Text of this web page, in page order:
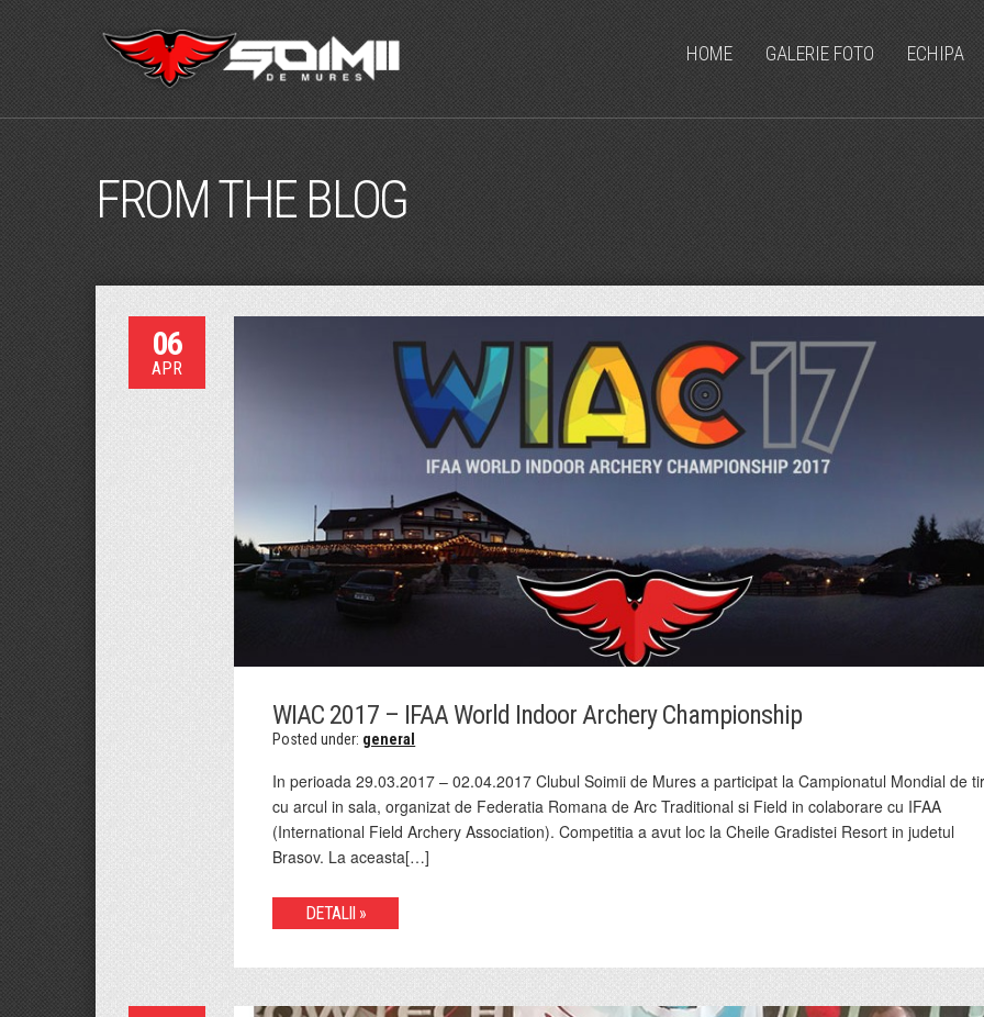
HOME GALERIE FOTO ECHIPA
FROM THE BLOG
06
APR
WIAC 2017 – IFAA World Indoor Archery Championship
Posted under: general
In perioada 29.03.2017 – 02.04.2017 Clubul Soimii de Mures a participat la Campionatul Mondial de
cu arcul in sala, organizat de Federatia Romana de Arc Traditional si Field in colaborare cu IFAA
(International Field Archery Association). Competitia a avut loc la Cheile Gradistei Resort in judetul
Brasov. La aceasta[…]
DETALII »